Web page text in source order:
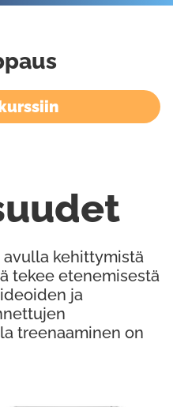
avulla kehittymistä
tekee etenemisestä
ja
treenaaminen on